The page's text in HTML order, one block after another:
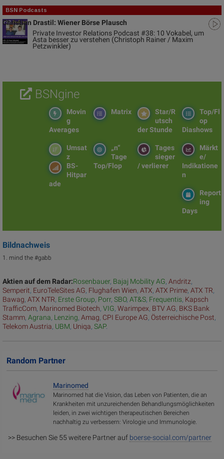
BSN Podcasts
Christian Drastil: Wiener Börse Plausch
Private Investor Relations Podcast #38: 10 Vokabel, um
Asta besser zu verstehen (Christoph Rainer / Maxim
Petzwinkler)
BSNgine
Top/Fl
op
Diashows
Star/R
utsch
der Stunde
Matrix
Movin
g
Averages
Märkt
e/
Indikatione
n
Tages
sieger
/ verlierer
„n“
Tage
Top/Flop
Umsat
z
BS-
Hitpar
ade
Report
ing
Days
Bildnachweis
1. mind the #gabb
Aktien auf dem Radar:Rosenbauer, Bajaj Mobility AG, Andritz,
Semperit, EuroTeleSites AG, Flughafen Wien, ATX, ATX Prime, ATX TR,
Bawag, ATX NTR, Erste Group, Porr, SBO, AT&S, Frequentis, Kapsch
TrafficCom, Marinomed Biotech, VIG, Warimpex, BTV AG, BKS Bank
Stamm, Agrana, Lenzing, Amag, CPI Europe AG, Österreichische Post,
Telekom Austria, UBM, Uniqa, SAP.
Random Partner
Marinomed
Marinomed hat die Vision, das Leben von Patienten, die an
Krankheiten mit unzureichenden Behandlungsmöglichkeiten
leiden, in zwei wichtigen therapeutischen Bereichen
nachhaltig zu verbessern: Virologie und Immunologie.
>> Besuchen Sie 55 weitere Partner auf boerse-social.com/partner